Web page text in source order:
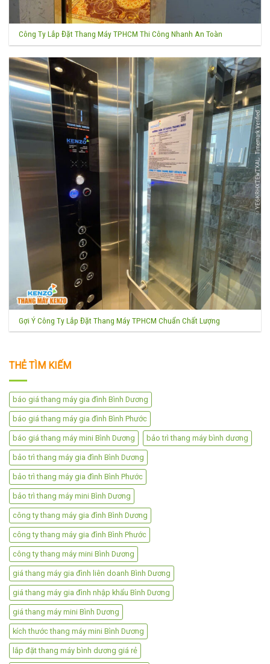
Công Ty Lắp Đặt Thang Máy TPHCM Thi Công Nhanh An Toàn
Gợi Ý Công Ty Lắp Đặt Thang Máy TPHCM Chuẩn Chất Lượng
THẺ TÌM KIẾM
báo giá thang máy gia đình Bình Dương
báo giá thang máy gia đình Bình Phước
báo giá thang máy mini Bình Dương bảo trì thang máy bình dương
bảo trì thang máy gia đình Bình Dương
bảo trì thang máy gia đình Bình Phước
bảo trì thang máy mini Bình Dương
công ty thang máy gia đình Bình Dương
công ty thang máy gia đình Bình Phước
công ty thang máy mini Bình Dương
giá thang máy gia đình liên doanh Bình Dương
giá thang máy gia đình nhập khẩu Bình Dương
giá thang máy mini Bình Dương
kích thước thang máy mini Bình Dương
lắp đặt thang máy bình dương giá rẻ